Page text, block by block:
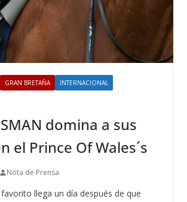
GRAN BRETAÑA
INTERNACIONAL
domina a sus
el Prince Of Wales´s
Nota de Prensa
llega un día después de que